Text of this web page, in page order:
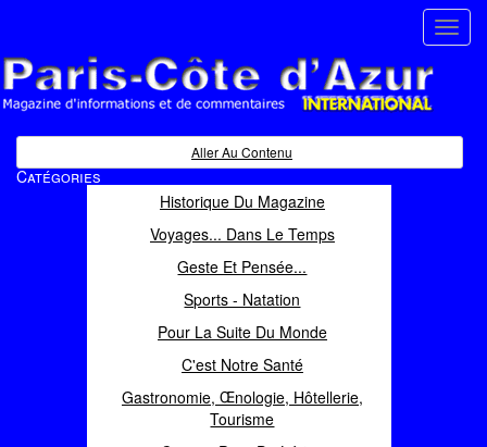
Magazine d'informations et de commentaires
Aller Au Contenu
Catégories
Historique Du Magazine
Voyages... Dans Le Temps
Geste Et Pensée...
Sports - Natation
Pour La Suite Du Monde
C'est Notre Santé
Gastronomie, Œnologie, Hôtellerie,
Tourisme